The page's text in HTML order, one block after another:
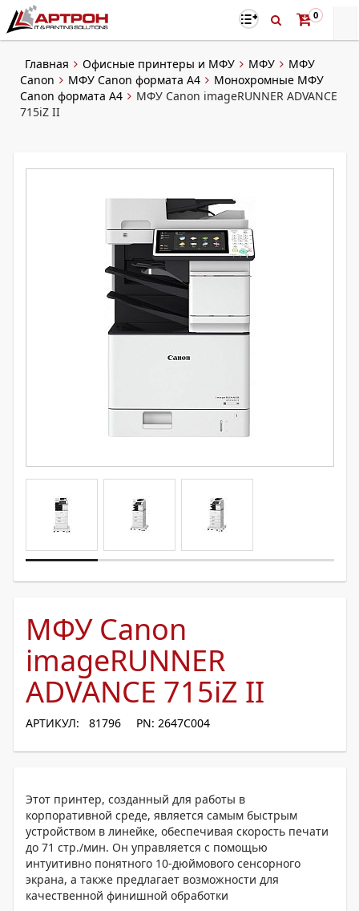
0
Главная Офисные принтеры и МФУ МФУ
МФУ
Canon
МФУ Canon формата А4
Монохромные МФУ
Canon формата А4
МФУ Canon imageRUNNER ADVANCE
715iZ II
МФУ Canon
imageRUNNER
ADVANCE 715iZ II
АРТИКУЛ: 81796 PN: 2647C004
Этот принтер, созданный для работы в
корпоративной среде, является самым быстрым
устройством в линейке, обеспечивая скорость печати
до 71 стр./мин. Он управляется с помощью
интуитивно понятного 10-дюймового сенсорного
экрана, а также предлагает возможности для
качественной финишной обработки